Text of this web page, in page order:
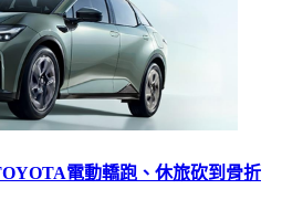
電動轎跑、休旅砍到骨折